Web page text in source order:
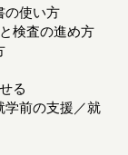
の使い方
検査の進め方
る
学前の支援／就